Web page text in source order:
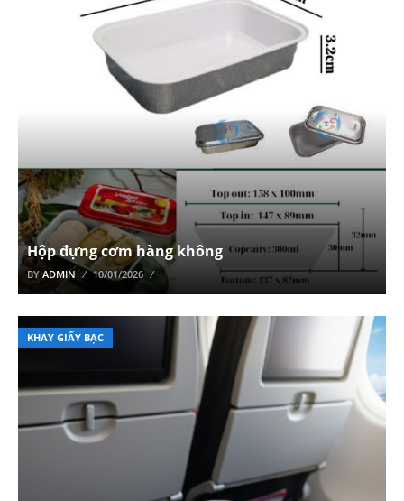
Hộp đựng cơm hàng không
BYADMIN 10/01/2026
KHAY GIẤY BẠC